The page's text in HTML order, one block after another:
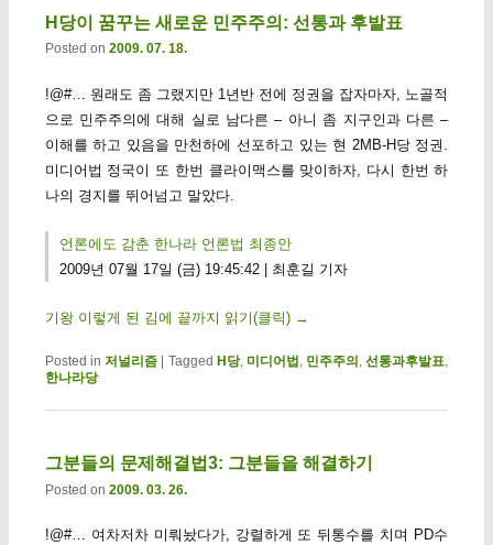
H당이 꿈꾸는 새로운 민주주의: 선통과 후발표
Posted on 2009. 07. 18.
!@#… 원래도 좀 그랬지만 1년반 전에 정권을 잡자마자, 노골적
으로 민주주의에 대해 실로 남다른 – 아니 좀 지구인과 다른 –
이해를 하고 있음을 만천하에 선포하고 있는 현 2MB-H당 정권.
미디어법 정국이 또 한번 클라이맥스를 맞이하자, 다시 한번 하
나의 경지를 뛰어넘고 말았다.
언론에도 감춘 한나라 언론법 최종안
2009년 07월 17일 (금) 19:45:42 | 최훈길 기자
기왕 이렇게 된 김에 끝까지 읽기(클릭) →
Posted in 저널리즘 Tagged H당, 미디어법 , 민주주의 ,선통과후발표,
한나라당
그분들의 문제해결법3: 그분들을 해결하기
Posted on 2009. 03. 26.
!@#… 여차저차 미뤄놨다가, 강렬하게 또 뒤통수를 치며 PD수